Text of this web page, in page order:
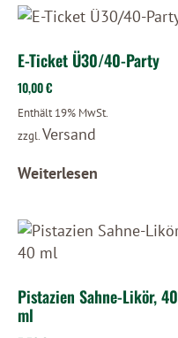
E-Ticket Ü30/40-Party
10,00€
Enthält 19% MwSt.
zzgl.Versand
Weiterlesen
Pistazien Sahne-Likör, 40
ml